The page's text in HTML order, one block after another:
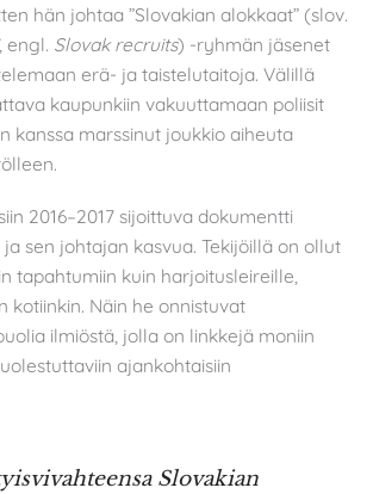
hän johtaa ”Slovakian alokkaat” (slov.
, engl. Slovak recruits) -ryhmän jäsenet
erä- ja taistelutaitoja. Välillä
kaupunkiin vakuuttamaan poliisit
kanssa marssinut joukkio aiheuta
2016–2017 sijoittuva dokumentti
sen johtajan kasvua. Tekijöillä on ollut
tapahtumiin kuin harjoitusleireille,
kotiinkin. Näin he onnistuvat
ilmiöstä, jolla on linkkejä moniin
ajankohtaisiin
Slovakian